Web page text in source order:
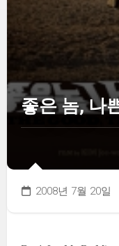
좋은 놈, 나
2008년 7월 20일